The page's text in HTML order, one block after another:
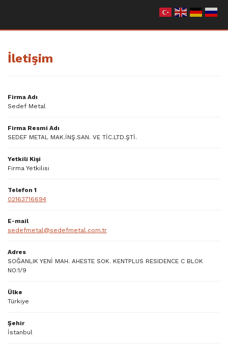
Çelikler
Çelikler
Kesim
İletişim
Firma Adı
Sedef Metal
Firma Resmi Adı
SEDEF METAL MAK.İNŞ.SAN. VE TİC.LTD.ŞTİ.
Yetkili Kişi
Firma Yetkilisi
Telefon 1
02163716694
E-mail
sedefmetal@sedefmetal.com.tr
Adres
SOĞANLIK YENİ MAH. AHESTE SOK. KENTPLUS RESIDENCE C BLOK
NO:1/9
Ülke
Türkiye
Şehir
İstanbul